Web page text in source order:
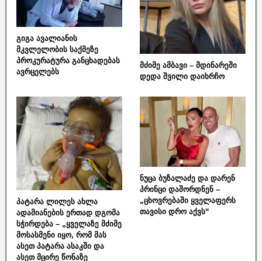
გიგა ავალიანის
მკვლელობის საქმეზე
პროკურატურა განცხადებას
ავრცელებს
მძიმე ამბავი – მდინარეში
დედა შვილი დაიხრჩო
პატარა ლილეს ახლა
ადამიანების ერთად დგომა
სჭირდება – „ყველაზე მძიმე
მოსასმენი იყო, რომ მას
ასეთ პატარა ასაკში და
ასეთ მცირე წონაზე
ნუცა ბუზალაძე და დარენ
პრინცი დაშორდნენ –
„ცხოვრებაში ყველაფერს
თავისი დრო აქვს“